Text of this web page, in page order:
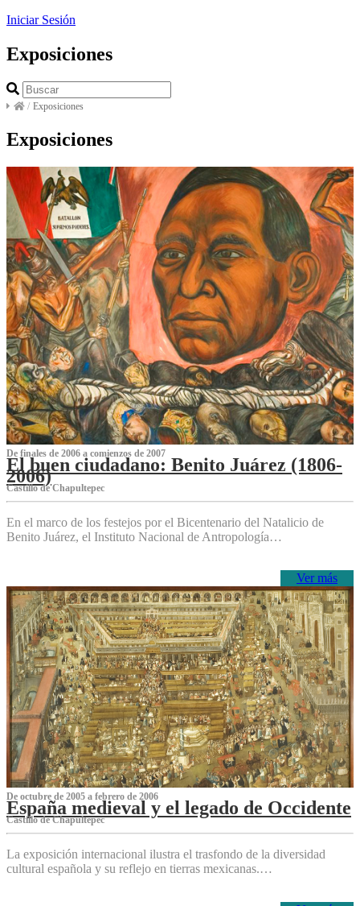
Iniciar Sesión
Exposiciones
/ Exposiciones
Exposiciones
De finales de 2006 a comienzos de 2007
El buen ciudadano: Benito Juárez (1806-
2006)
Castillo de Chapultepec
En el marco de los festejos por el Bicentenario del Natalicio de
Benito Juárez, el Instituto Nacional de Antropología…
Ver más
De octubre de 2005 a febrero de 2006
España medieval y el legado de Occidente
Castillo de Chapultepec
La exposición internacional ilustra el trasfondo de la diversidad
cultural española y su reflejo en tierras mexicanas.…